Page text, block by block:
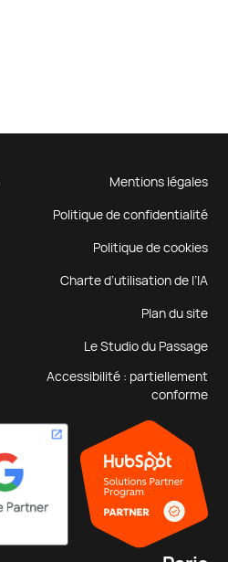
Mentions légales
Politique de confidentialité
Politique de cookies
Charte d’utilisation de l’IA
Plan du site
Le Studio du Passage
Accessibilité : partiellement
conforme